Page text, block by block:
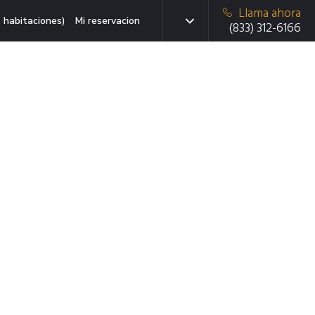
habitaciones) Mi reservacion
Llama ahora
(833) 312-6166